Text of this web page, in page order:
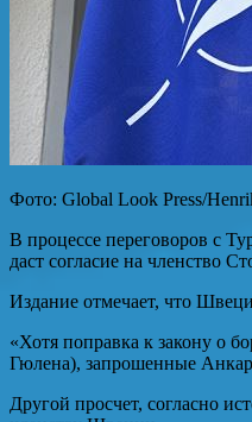
Фото: Global Look Press/
В процессе переговоров с
даст согласие на членство
Издание отмечает, что
«Хотя поправка к закону о
Гюлена), запрошенные
Другой просчет, согласно